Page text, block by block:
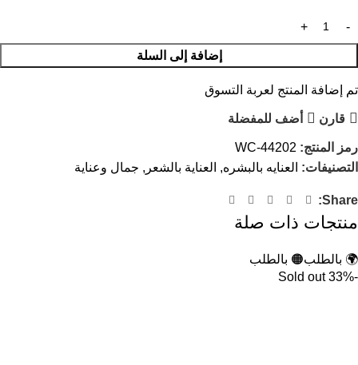
إضافة إلى السلة
تم إضافة المنتج لعربة التسوق
قارن أضف للمفضلة
رمز المنتج: WC-44202
التصنيفات: العنايه بالبشره, العناية بالشعر , جمال وعناية
Share:
منتجات ذات صلة
🌍 بالطلب🟠 بالطلب
-33%
Sold out